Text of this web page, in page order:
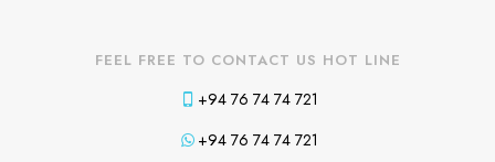
FEEL FREE TO CONTACT US HOT LINE
+94 76 74 74 721
+94 76 74 74 721